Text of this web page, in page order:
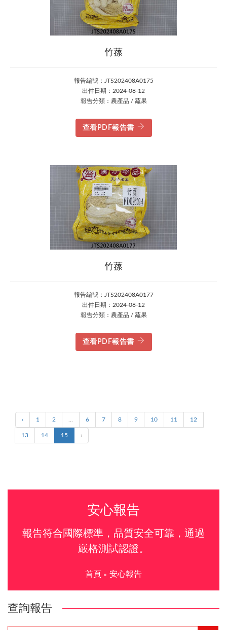
竹蓀
報告編號：JTS202408A0175
出件日期：2024-08-12
報告分類：農產品 / 蔬果
查看PDF報告書
竹蓀
報告編號：JTS202408A0177
出件日期：2024-08-12
報告分類：農產品 / 蔬果
查看PDF報告書
‹ 1 2 6 7 8 9 10 11 12
13 14 15 ›
安心報告
報告符合國際標準，品質安全可靠，通過
嚴格測試認證。
首頁 安心報告
查詢報告